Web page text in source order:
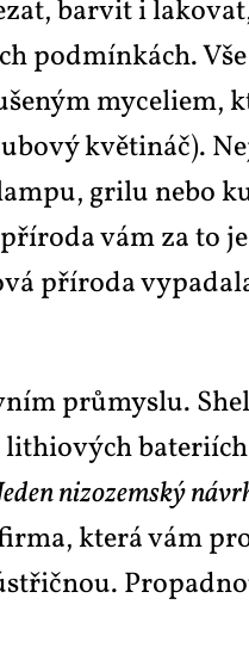
bar­vit i
pod­mín­kách.
my­ce­li­em,
kvě­ti­náč).
gri­lu ne­bo
vám za to
pří­ro­da
prů­mys­lu.
li­thi­o­vých
ni­zo­zem­ský
kte­rá vám